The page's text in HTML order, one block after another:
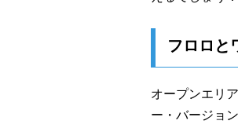
フロロと
オープンエリ
ー・バージョ